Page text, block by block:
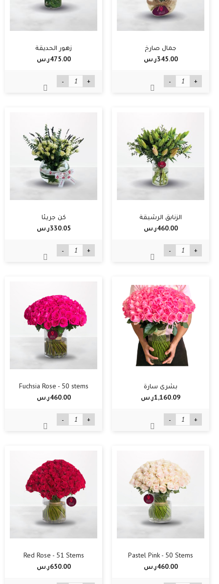
جمال صارخ
345.00ر.س‏
- +
زهور الحديقة
475.00ر.س‏
- +
الزنابق الرشيقة
460.00ر.س‏
- +
كن جريئا
330.05ر.س‏
- +
بشرى سارة
1,160.09ر.س‏
- +
Fuchsia Rose - 50 stems
460.00ر.س‏
- +
Pastel Pink - 50 Stems
460.00ر.س‏
Red Rose - 51 Stems
650.00ر.س‏